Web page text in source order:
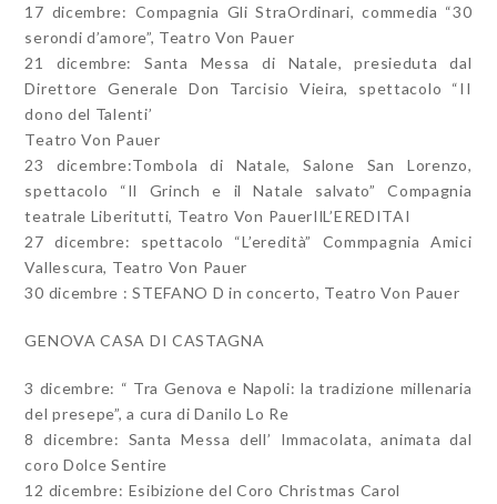
17 dicembre: Compagnia Gli StraOrdinari, commedia “30
serondi d’amore”, Teatro Von Pauer
21 dicembre: Santa Messa di Natale, presieduta dal
Direttore Generale Don Tarcisio Vieira, spettacolo “II
dono del Talenti’
Teatro Von Pauer
23 dicembre:Tombola di Natale, Salone San Lorenzo,
spettacolo “Il Grinch e il Natale salvato” Compagnia
teatrale Liberitutti, Teatro Von PauerIlL’EREDITAI
27 dicembre: spettacolo “L’eredità” Commpagnia Amici
Vallescura, Teatro Von Pauer
30 dicembre : STEFANO D in concerto, Teatro Von Pauer
GENOVA CASA DI CASTAGNA
3 dicembre: “ Tra Genova e Napoli: la tradizione millenaria
del presepe”, a cura di Danilo Lo Re
8 dicembre: Santa Messa dell’ Immacolata, animata dal
coro Dolce Sentire
12 dicembre: Esibizione del Coro Christmas Carol